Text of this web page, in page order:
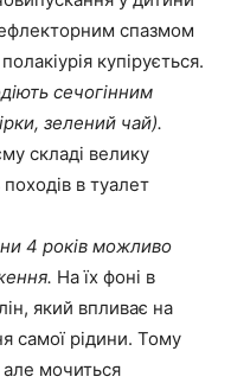
спазмом
купірується.
сечогінним
зелений чай).
складі велику
походів в туалет
4 років можливо
На їх фоні в
який впливає на
самої рідини. Тому
але мочиться